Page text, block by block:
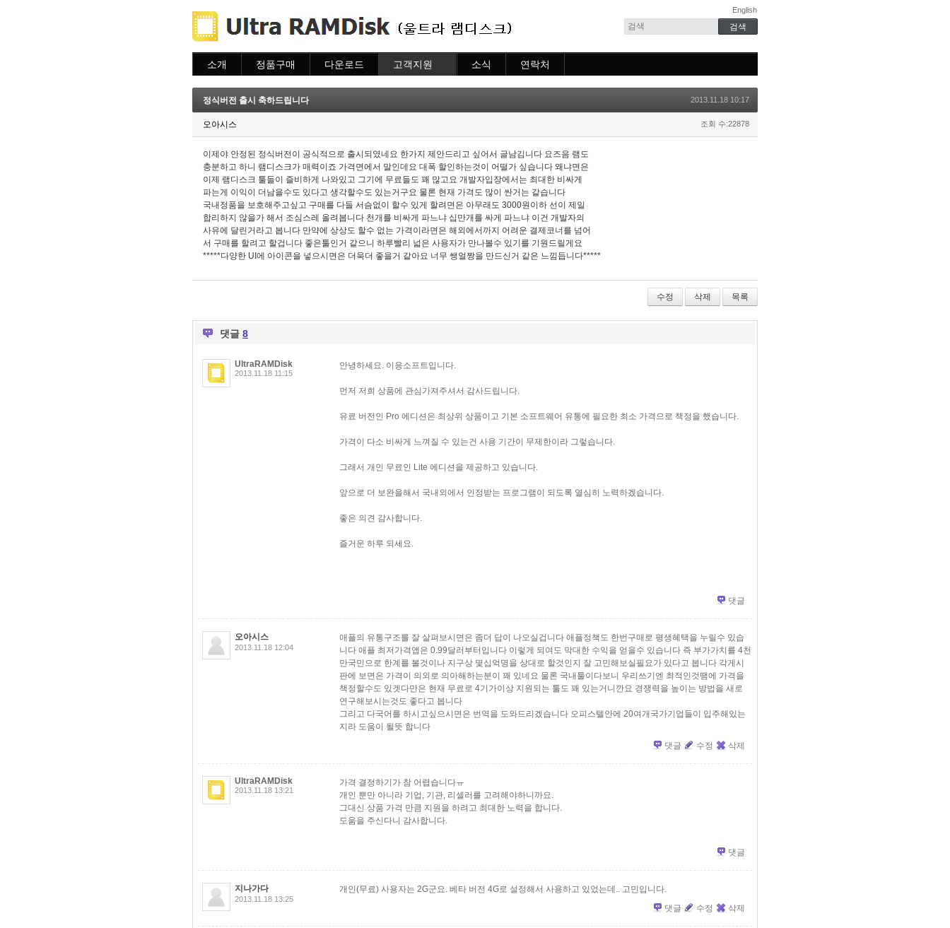
English
소개 정품구매
주문조회
이용안내
다운로드 고객지원
질문하기
소식 연락처
정식버전 출시 축하드립니다
2013.11.18 10:17
오아시스 조회 수:22878
이제야 안정된 정식버전이 공식적으로 출시되였네요 한가지 제안드리고 싶어서 글남김니다 요즈음 램도
충분하고 하니 램디스크가 매력이죠 가격면에서 말인데요 대폭 할인하는것이 어떨가 싶습니다 왜냐면은
이제 램디스크 툴들이 즐비하게 나와있고 그기에 무료들도 꽤 많고요 개발자입장에서는 최대한 비싸게
파는게 이익이 더남을수도 있다고 생각할수도 있는거구요 물론 현재 가격도 많이 싼거는 같습니다
국내정품을 보호해주고싶고 구매를 다들 서슴없이 할수 있게 할려면은 아무래도 3000원이하 선이 제일
합리하지 않을가 해서 조심스레 올려봅니다 천개를 비싸게 파느냐 십만개를 싸게 파느냐 이건 개발자의
사유에 달린거라고 봅니다 만약에 상상도 할수 없는 가격이라면은 해외에서까지 어려운 결제코너를 넘어
서 구매를 할려고 할겁니다 좋은툴인거 같으니 하루빨리 넓은 사용자가 만나볼수 있기를 기원드릴게요
*****다양한 UI에 아이콘을 넣으시면은 더욱더 좋을거 같아요 너무 쌩얼짱을 만드신거 같은 느낌듭니다*****
수정 삭제 목록
댓글 8
UltraRAMDisk
2013.11.18 11:15
안녕하세요. 이응소프트입니다.
먼저 저희 상품에 관심가져주셔서 감사드립니다.
유료 버전인 Pro 에디션은 최상위 상품이고 기본 소프트웨어 유통에 필요한 최소 가격으로 책정을 했습니다.
가격이 다소 비싸게 느껴질 수 있는건 사용 기간이 무제한이라 그렇습니다.
그래서 개인 무료인 Lite 에디션을 제공하고 있습니다.
앞으로 더 보완을해서 국내외에서 인정받는 프로그램이 되도록 열심히 노력하겠습니다.
좋은 의견 감사합니다.
즐거운 하루 되세요.
댓글
오아시스
2013.11.18 12:04
애플의 유통구조를 잘 살펴보시면은 좀더 답이 나오실겁니다 애플정책도 한번구매로 평생혜택을 누릴수 있습
니다 애플 최저가격앱은 0.99달러부터입니다 이렇게 되여도 막대한 수익을 얻을수 있습니다 즉 부가가치를 4천
만국민으로 한계를 볼것이나 지구상 몇십억명을 상대로 할것인지 잘 고민해보실필요가 있다고 봅니다 각게시
판에 보면은 가격이 의외로 의아해하는분이 꽤 있네요 물론 국내툴이다보니 우리쓰기엔 최적인것땜에 가격을
책정할수도 있겟다만은 현재 무료로 4기가이상 지원되는 툴도 꽤 있는거니깐요 경쟁력을 높이는 방법을 새로
연구해보시는것도 좋다고 봅니다
그리고 다국어를 하시고싶으시면은 번역을 도와드리겠습니다 오피스텔안에 20여개국가기업들이 입주해있는
지라 도움이 될뜻 합니다
댓글
수정 삭제
UltraRAMDisk
2013.11.18 13:21
가격 결정하기가 참 어렵습니다ㅠ
개인 뿐만 아니라 기업, 기관, 리셀러를 고려해야하니까요.
그대신 상품 가격 만큼 지원을 하려고 최대한 노력을 합니다.
도움을 주신다니 감사합니다.
댓글
지나가다
2013.11.18 13:25
개인(무료) 사용자는 2G군요. 베타 버전 4G로 설정해서 사용하고 있었는데.. 고민입니다.
댓글
수정 삭제